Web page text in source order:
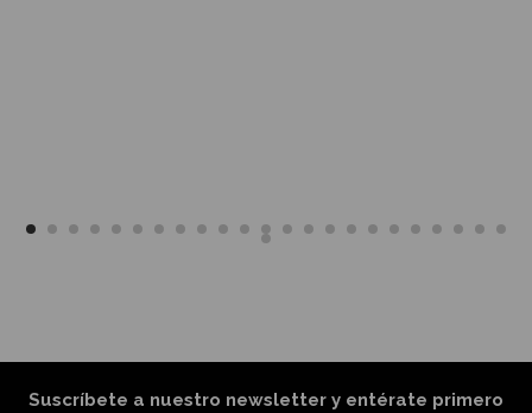
Suscríbete a nuestro newsletter y entérate primero